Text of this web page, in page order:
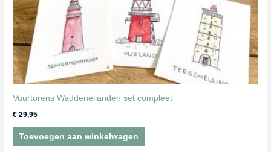
Vuurtorens Waddeneilanden set compleet
€ 29,95
Toevoegen aan winkelwagen